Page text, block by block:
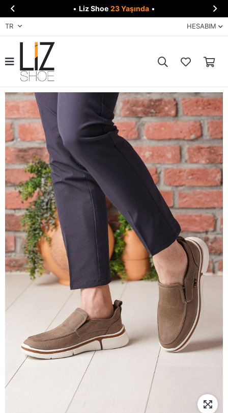
 • Liz Shoe 23 Yaşında • 
TR HESABIM